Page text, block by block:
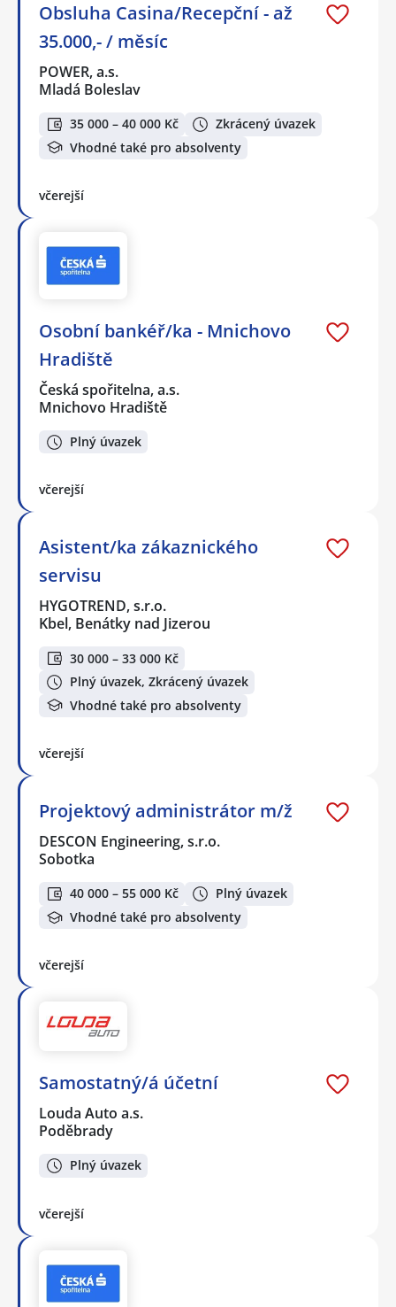
Obsluha Casina/Recepční - až
35.000,- / měsíc
POWER, a.s.
Mladá Boleslav
35 000 – 40 000 Kč
Zkrácený úvazek
Vhodné také pro absolventy
včerejší
Osobní bankéř/ka - Mnichovo
Hradiště
Česká spořitelna, a.s.
Mnichovo Hradiště
Plný úvazek
včerejší
Asistent/ka zákaznického
servisu
HYGOTREND, s.r.o.
Kbel, Benátky nad Jizerou
30 000 – 33 000 Kč
Plný úvazek, Zkrácený úvazek
Vhodné také pro absolventy
včerejší
Projektový administrátor m/ž
DESCON Engineering, s.r.o.
Sobotka
40 000 – 55 000 Kč
Plný úvazek
Vhodné také pro absolventy
včerejší
Samostatný/á účetní
Louda Auto a.s.
Poděbrady
Plný úvazek
včerejší